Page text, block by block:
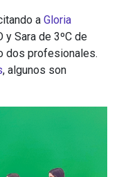
a Gloria
y Sara de 3ºC de
dos profesionales.
, algunos son